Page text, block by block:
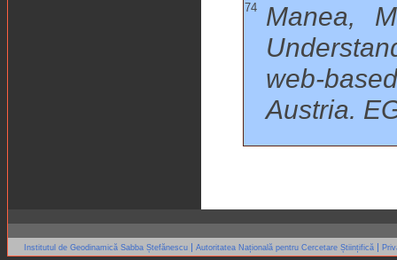
74
Manea,
web-
Austria.
Institutul de Geodinamică Sabba Ștefănescu | Autoritatea Națională pentru Cercetare Științifică |